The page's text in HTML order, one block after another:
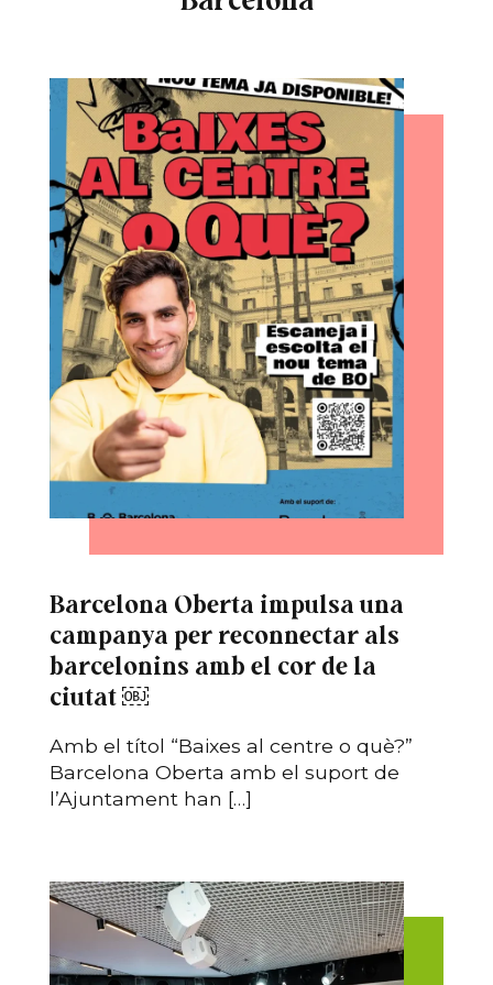
Barcelona Oberta impulsa una
campanya per reconnectar als
barcelonins amb el cor de la
ciutat ￼
Amb el títol “Baixes al centre o què?”
Barcelona Oberta amb el suport de
l’Ajuntament han […]